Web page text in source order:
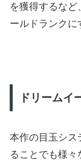
を獲得するな
ールドランクに
ドリームイ
本作の目玉シス
ることでも様